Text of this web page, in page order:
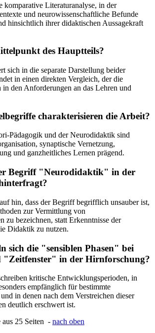
komparative Literaturanalyse, in der
und neurowissenschaftliche Befunde
hinsichtlich ihrer didaktischen Aussagekraft
des Hauptteils?
sich in die separate Darstellung beider
in einen direkten Vergleich, der die
den Anforderungen an das Lehren und
charakterisieren die Arbeit?
Pädagogik und der Neurodidaktik sind
synaptische Vernetzung,
und ganzheitliches Lernen prägend.
Begriff "Neurodidaktik" in der
hin, dass der Begriff begrifflich unsauber ist,
zur Vermittlung von
zu bezeichnen, statt Erkenntnisse der
Didaktik zu nutzen.
sich die "sensiblen Phasen" bei
"Zeitfenster" in der Hirnforschung?
kritische Entwicklungsperioden, in
empfänglich für bestimmte
in denen nach dem Verstreichen dieser
deutlich erschwert ist.
aus 25 Seiten - nach oben